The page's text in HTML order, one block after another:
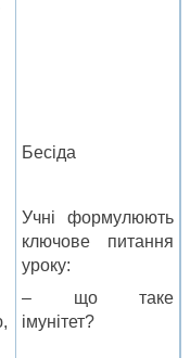
Бесіда
Учні формулюють
ключове питання
уроку:
– що таке
імунітет?